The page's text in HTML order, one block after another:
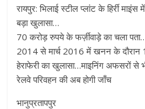
रायपुर: भिलाई स्टील प्लांट के हिर्री
बड़ा खुलासा…
70 करोड़ रुपये के फर्ज़ीवाड़े का चला
2014 से मार्च 2016 में खनन के दौरान
हेराफेरी का खुलासा…माइनिंग अफसरों से
रेलवे परिवहन की अब होगी जाँच
भानुप्रतापपुर